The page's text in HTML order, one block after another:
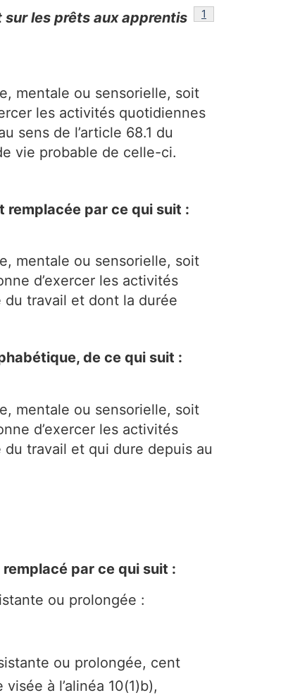
sur les prêts aux apprentis référence
1
mentale ou sensorielle, soit
les activités quotidiennes
sens de l’article 68.1 du
vie probable de celle-ci.
remplacée par ce qui suit :
mentale ou sensorielle, soit
d’exercer les activités
du travail et dont la durée
de ce qui suit :
mentale ou sensorielle, soit
d’exercer les activités
du travail et qui dure depuis au
par ce qui suit :
ou prolongée :
ou prolongée, cent
à l’alinéa 10(1)b),